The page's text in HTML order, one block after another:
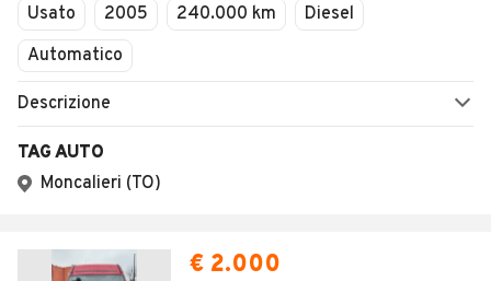
Usato 2005 240.000 km
Diesel
Automatico
Descrizione
TAG AUTO
Moncalieri (TO)
€ 2.000